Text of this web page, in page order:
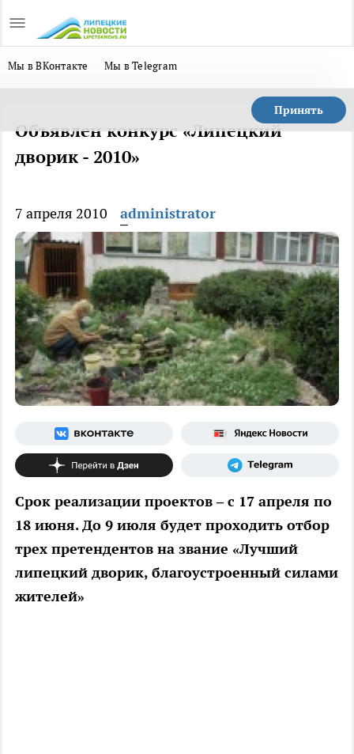
Мы в ВКонтакте Мы в Telegram
Принять
Объявлен конкурс «Липецкий
дворик - 2010»
7 апреля 2010 administrator
Срок реализации проектов – с 17 апреля по
18 июня. До 9 июля будет проходить отбор
трех претендентов на звание «Лучший
липецкий дворик, благоустроенный силами
жителей»